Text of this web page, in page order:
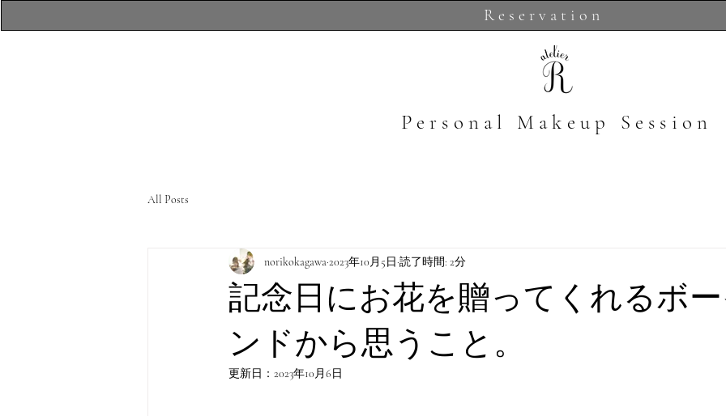
Reservation
​Personal Makeup Session
All Posts
記念日にお花を贈ってくれるボ
ンドから思うこと。
norikokagawa2023年10月5日 読了時間: 2分
更新日： 2023年10月6日